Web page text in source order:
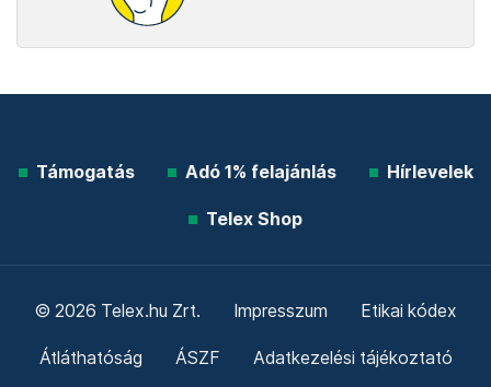
Támogatás Adó 1% felajánlás Hírlevelek
Telex Shop
© 2026 Telex.hu Zrt. Impresszum Etikai kódex
Átláthatóság ÁSZF Adatkezelési tájékoztató